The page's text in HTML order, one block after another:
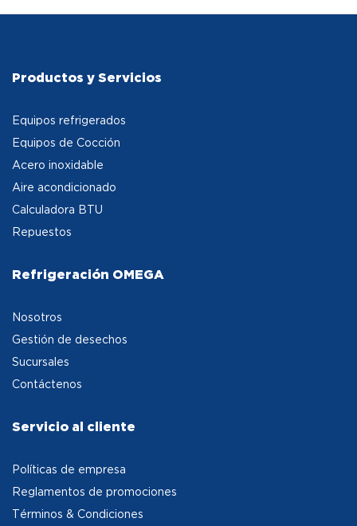
Productos y Servicios
Equipos refrigerados
Equipos de Cocción
Acero inoxidable
Aire acondicionado
Calculadora BTU
Repuestos
Refrigeración OMEGA
Nosotros
Gestión de desechos
Sucursales
Contáctenos
Servicio al cliente
Políticas de empresa
Reglamentos de promociones
Términos & Condiciones